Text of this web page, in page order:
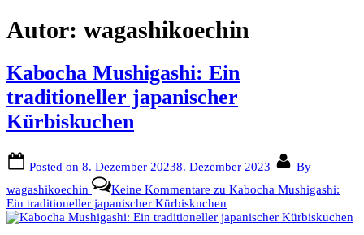
Autor: wagashikoechin
Kabocha Mushigashi: Ein
traditioneller japanischer
Kürbiskuchen
Posted on 8. Dezember 20238. Dezember 2023
By
wagashikoechin
Keine Kommentare zu Kabocha Mushigashi:
Ein traditioneller japanischer Kürbiskuchen